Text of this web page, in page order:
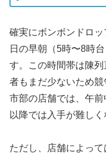
確実にボンボンドロ
日の早朝（5時〜8時
す。この時間帯は陳
者もまだ少ないため
市部の店舗では、午
以降では入手が難しく
ただし、店舗によっ